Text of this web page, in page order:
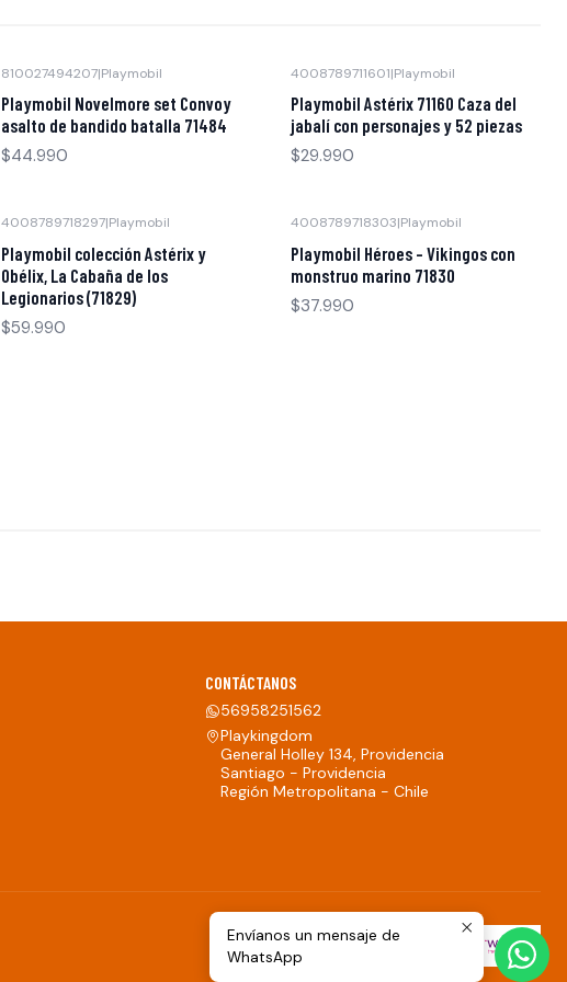
810027494207|Playmobil
Playmobil Novelmore set Convoy
asalto de bandido batalla 71484
$44.990
4008789711601|Playmobil
Playmobil Astérix 71160 Caza del
jabalí con personajes y 52 piezas
$29.990
4008789718297|Playmobil
Playmobil colección Astérix y
Obélix, La Cabaña de los
Legionarios (71829)
$59.990
4008789718303|Playmobil
Playmobil Héroes – Vikingos con
monstruo marino 71830
$37.990
CONTÁCTANOS
56958251562
Playkingdom
General Holley 134, Providencia
Santiago - Providencia
Región Metropolitana - Chile
Envíanos un mensaje de
WhatsApp